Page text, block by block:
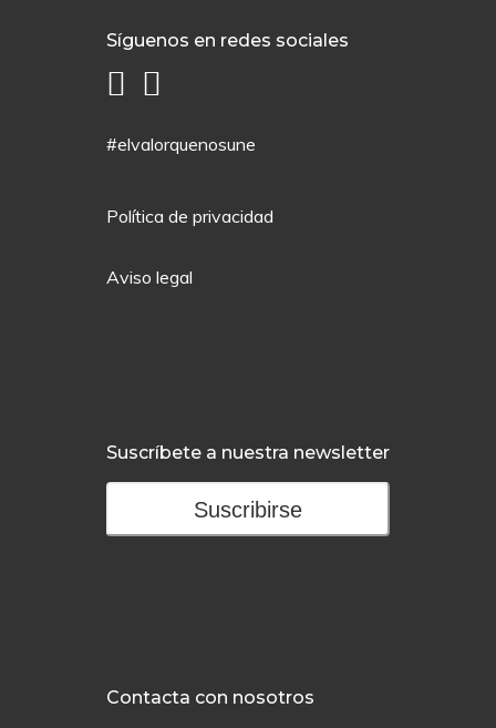
Síguenos en redes sociales
#elvalorquenosune
Política de privacidad
Aviso legal
Suscríbete a nuestra newsletter
Suscribirse
Contacta con nosotros